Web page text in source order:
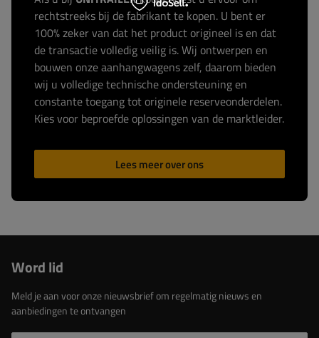
rechtstreeks bij de fabrikant te kopen. U bent er
100% zeker van dat het product origineel is en dat
de transactie volledig veilig is. Wij ontwerpen en
bouwen onze aanhangwagens zelf, daarom bieden
wij u volledige technische ondersteuning en
constante toegang tot originele reserveonderdelen.
Kies voor beproefde oplossingen van de marktleider.
Lees meer over ons
Word lid
Meld je aan voor onze nieuwsbrief om regelmatig nieuws en
aanbiedingen te ontvangen